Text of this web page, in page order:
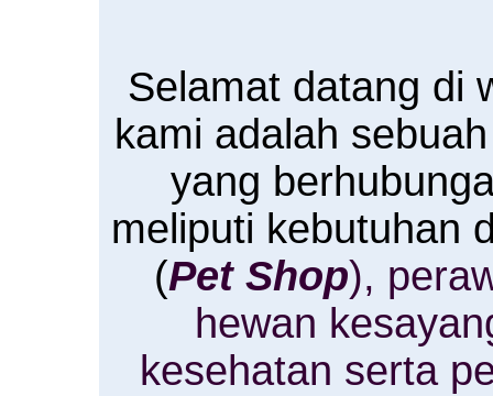
Selamat datang di
kami adalah
yang
meliputi kebutuhan
(Pet Shop),
hewan
kesehatan serta